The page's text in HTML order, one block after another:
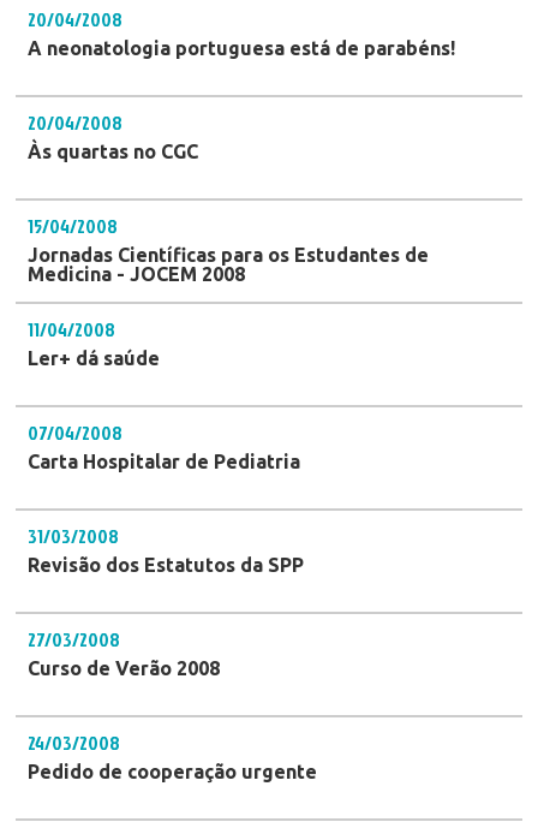
20/04/2008
A neonatologia portuguesa está de parabéns!
20/04/2008
Às quartas no CGC
15/04/2008
Jornadas Científicas para os Estudantes de
Medicina - JOCEM 2008
11/04/2008
Ler+ dá saúde
07/04/2008
Carta Hospitalar de Pediatria
31/03/2008
Revisão dos Estatutos da SPP
27/03/2008
Curso de Verão 2008
24/03/2008
Pedido de cooperação urgente